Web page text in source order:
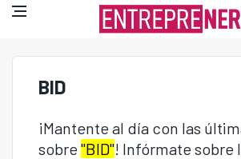
BID
¡Mantente al día con las
sobre "BID"! Infórmate sobre